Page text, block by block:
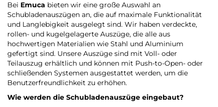
Bei Emuca bieten wir eine große Auswahl an
Schubladenauszügen an, die auf maximale Funktionalität
und Langlebigkeit ausgelegt sind. Wir haben verdeckte,
rollen- und kugelgelagerte Auszüge, die alle aus
hochwertigen Materialien wie Stahl und Aluminium
gefertigt sind. Unsere Auszüge sind mit Voll- oder
Teilauszug erhältlich und können mit Push-to-Open- oder
schließenden Systemen ausgestattet werden, um die
Benutzerfreundlichkeit zu erhöhen.
Wie werden die Schubladenauszüge eingebaut?